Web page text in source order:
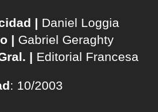
| Daniel Loggia
| Gabriel Geraghty
| Editorial Francesa
: 10/2003